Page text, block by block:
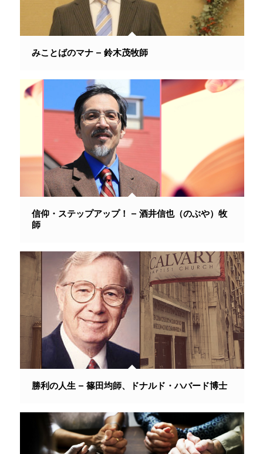
みことばのマナ – 鈴木茂牧師
信仰・ステップアップ！ – 酒井信也（のぶや）牧
師
勝利の人生 – 篠田均師、ドナルド・ハバード博士